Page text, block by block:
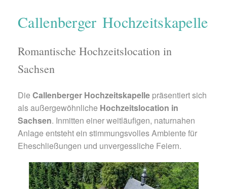
Callenberger Hochzeitskapelle
Romantische Hochzeitslocation in
Sachsen
Die Callenberger Hochzeitskapelle präsentiert sich
als außergewöhnliche Hochzeitslocation in
Sachsen. Inmitten einer weitläufigen, naturnahen
Anlage entsteht ein stimmungsvolles Ambiente für
Eheschließungen und unvergessliche Feiern.